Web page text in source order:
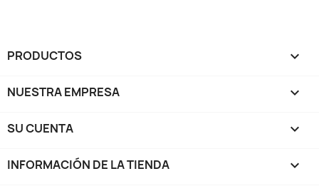
PRODUCTOS 
NUESTRA EMPRESA 
SU CUENTA 
INFORMACIÓN DE LA TIENDA keyboard_arrow_down